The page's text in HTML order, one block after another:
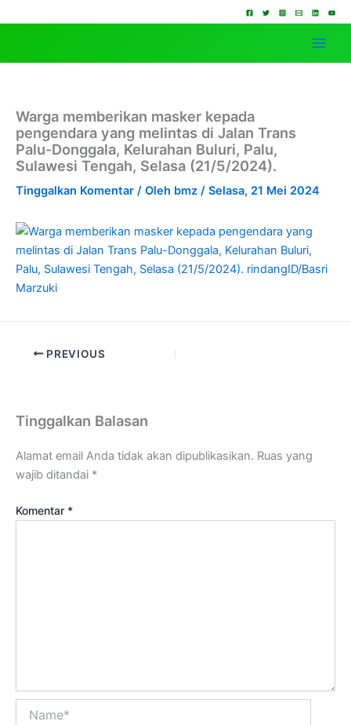
ke
Warga memberikan masker kepada
pengendara yang melintas di Jalan Trans
Palu-Donggala, Kelurahan Buluri, Palu,
Sulawesi Tengah, Selasa (21/5/2024).
Tinggalkan Komentar / Oleh bmz / Selasa, 21 Mei 2024
PREVIOUS
Tinggalkan Balasan
Alamat email Anda tidak akan dipublikasikan. Ruas yang
wajib ditandai *
Komentar *